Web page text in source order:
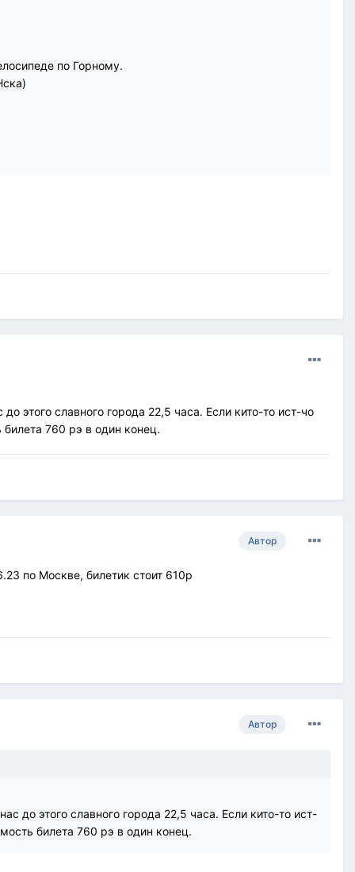
по Горному.
этого славного города 22,5 часа. Если кито-то ист-чо
760 рэ в один конец.
Автор
по Москве, билетик стоит 610р
Автор
до этого славного города 22,5 часа. Если кито-то ист-
билета 760 рэ в один конец.